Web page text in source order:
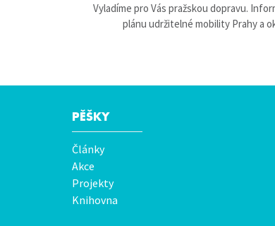
Vyladíme pro Vás pražskou dopravu.
plánu udržitelné mobility Prahy a
Hlavní
menu
PĚŠKY
Články
Akce
Projekty
Knihovna